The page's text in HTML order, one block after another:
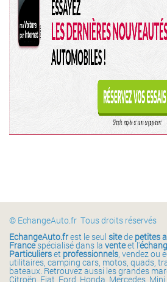
© EchangeAuto.fr Tous droits réservés
EchangeAuto.frest le seul sitede petites
Francespécialisé dans la venteet l'
Particulierset professionnels, vendez ou
utilitaires, camping cars, motos, quads,
bateaux. Retrouvez aussi les grandes
Citroën, Fiat, Ford, Honda, Mercedes,